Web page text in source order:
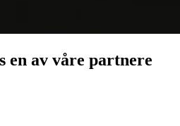
en av våre partnere